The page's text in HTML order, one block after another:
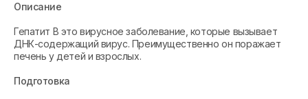
Описание
Гепатит В это вирусное заболевание, которые вызывает
ДНК-содержащий вирус. Преимущественно он поражает
печень у детей и взрослых.
Подготовка